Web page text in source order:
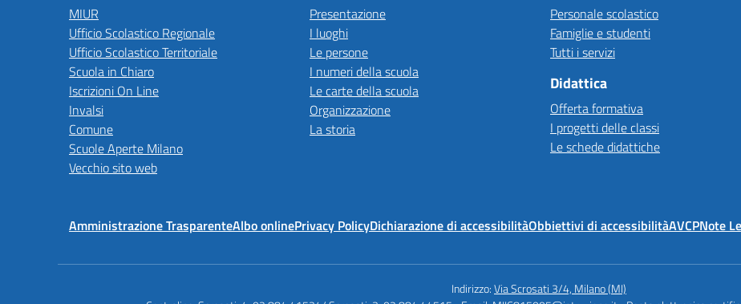
MIUR
Ufficio Scolastico Regionale
Ufficio Scolastico Territoriale
Scuola in Chiaro
Iscrizioni On Line
Invalsi
Comune
Scuole Aperte Milano
Vecchio sito web
Presentazione
I luoghi
Le persone
I numeri della scuola
Le carte della scuola
Organizzazione
La storia
Personale scolastico
Famiglie e studenti
Tutti i servizi
Didattica
Offerta formativa
I progetti delle classi
Le schede didattiche
Amministrazione TrasparenteAlbo onlinePrivacy PolicyDichiarazione di accessibilitàObbiettivi di accessibilitàAVCPNote
Indirizzo:Via Scrosati 3/4, Milano (MI)